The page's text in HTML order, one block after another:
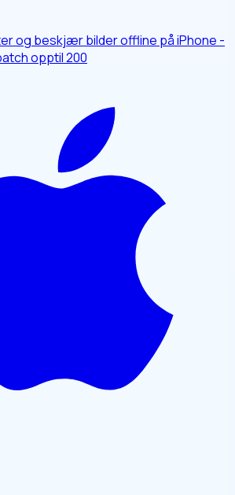
og beskjær bilder offline på iPhone -
opptil 200